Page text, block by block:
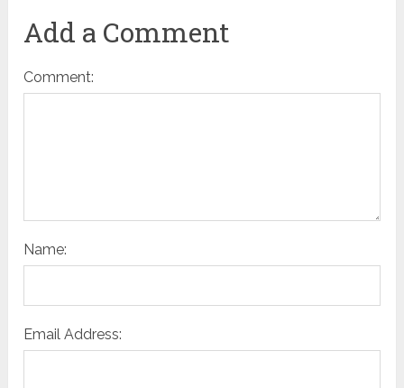
Add a Comment
Comment:
Name:
Email Address: